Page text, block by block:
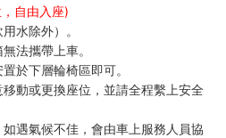
自由入座)
水除外）。
法攜帶上車。
於下層輪椅區即可。
動或更換座位，並請全程繫上安全
遇氣候不佳，會由車上服務人員協